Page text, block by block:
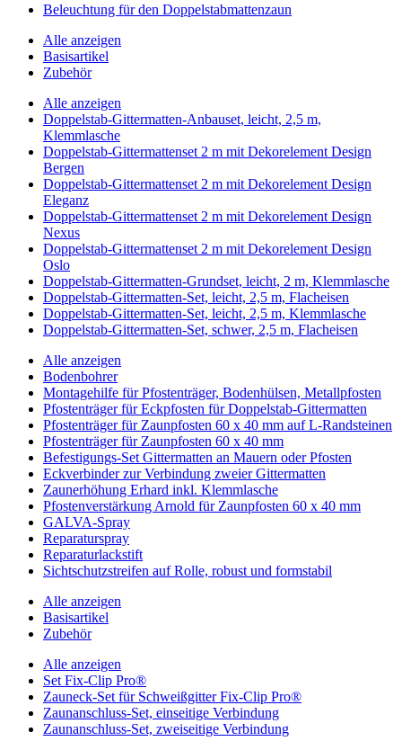
Beleuchtung für den Doppelstabmattenzaun
Alle anzeigen
Basisartikel
Zubehör
Alle anzeigen
Doppelstab-Gittermatten-Anbauset, leicht, 2,5 m,
Klemmlasche
Doppelstab-Gittermattenset 2 m mit Dekorelement Design
Bergen
Doppelstab-Gittermattenset 2 m mit Dekorelement Design
Eleganz
Doppelstab-Gittermattenset 2 m mit Dekorelement Design
Nexus
Doppelstab-Gittermattenset 2 m mit Dekorelement Design
Oslo
Doppelstab-Gittermatten-Grundset, leicht, 2 m, Klemmlasche
Doppelstab-Gittermatten-Set, leicht, 2,5 m, Flacheisen
Doppelstab-Gittermatten-Set, leicht, 2,5 m, Klemmlasche
Doppelstab-Gittermatten-Set, schwer, 2,5 m, Flacheisen
Alle anzeigen
Bodenbohrer
Montagehilfe für Pfostenträger, Bodenhülsen, Metallpfosten
Pfostenträger für Eckpfosten für Doppelstab-Gittermatten
Pfostenträger für Zaunpfosten 60 x 40 mm auf L-Randsteinen
Pfostenträger für Zaunpfosten 60 x 40 mm
Befestigungs-Set Gittermatten an Mauern oder Pfosten
Eckverbinder zur Verbindung zweier Gittermatten
Zaunerhöhung Erhard inkl. Klemmlasche
Pfostenverstärkung Arnold für Zaunpfosten 60 x 40 mm
GALVA-Spray
Reparaturspray
Reparaturlackstift
Sichtschutzstreifen auf Rolle, robust und formstabil
Alle anzeigen
Basisartikel
Zubehör
Alle anzeigen
Set Fix-Clip Pro®
Zauneck-Set für Schweißgitter Fix-Clip Pro®
Zaunanschluss-Set, einseitige Verbindung
Zaunanschluss-Set, zweiseitige Verbindung